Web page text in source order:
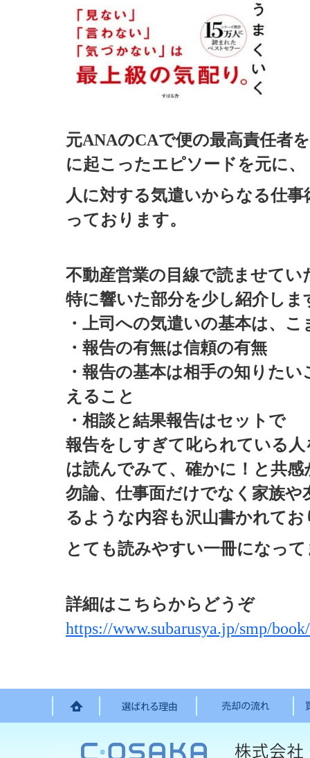
元ANAのCAで便の最高責任者
に起こったエピソードを元に、
人に対する気遣いからなる仕
っております。
不動産営業の目線で読ませて
特に響いた部分を少し紹介しま
・上司への気遣いの基本は、こ
・報告の有無は信頼の有無
・報告の基本は相手の知りたい
えること
・相談と結果報告はセットで
報告をしすぎて叱られている
は読んでみて、確かに！と共
勿論、仕事面だけでなく家族
るような内容も沢山書かれて
とても読みやすい一冊になっ
詳細はこちらからどうぞ
https://www.subarusya.jp/smp/